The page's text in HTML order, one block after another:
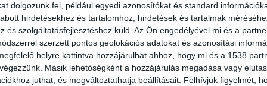
dolgozunk fel, például egyedi azonosítókat és standard
hirdetésekhez és tartalomhoz, hirdetések és tartalmak
és szolgáltatásfejlesztéshez küld. Az Ön engedélyével mi és a
szerzett pontos geolokációs adatokat és azonosítási
helyre kattintva hozzájárulhat ahhoz, hogy mi és a 1538
Másik lehetőségként a hozzájárulás megadása vagy
juthat, és megváltoztathatja beállításait. Felhívjuk figyelmét,
a metrón álló, várandós anyuka közelében ült
A fiú fel akart állni, hogy átadja a helyét a
Azt mondta neki, hogy ne adja át a helyét,